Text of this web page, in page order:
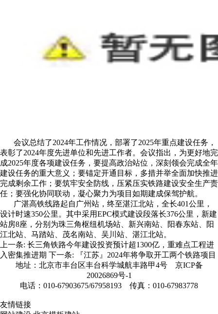
会议总结了2024年工作情况，部署了2025年重点建设任务，
表彰了2024年度先进单位和先进工作者。会议指出，为更好地完
成2025年度各项建设任务，要提高政治站位，深刻领会完成全年
建设任务的重大意义；要锚定开通目标，多措并举全面加快推进
完成剩余工作；要筑牢安全防线，压紧压实铁路建设安全生产责
任；要强化协同联动，凝心聚力为项目如期建成保驾护航。
广湛高铁线路起自广州站，终至湛江北站，全长401公里，
设计时速350公里。其中采用EPC模式建设段落长376公里，新建
站房8座，分别为珠三角枢纽机场站、新兴南站、阳春东站、阳
江北站、马踏站、茂名南站、吴川站、湛江北站。
上一条: 长三角铁路今年建设投资预计超1300亿，重难点工程进
入密集推进期 下一条:
『江苏』2024年将争取开工两个铁路项目
地址：北京市丰台区丰台科学城航丰路甲4号 京ICP备
20026869号-1
电话：010-67903675/67958193 传真：010-67983778
友情链接